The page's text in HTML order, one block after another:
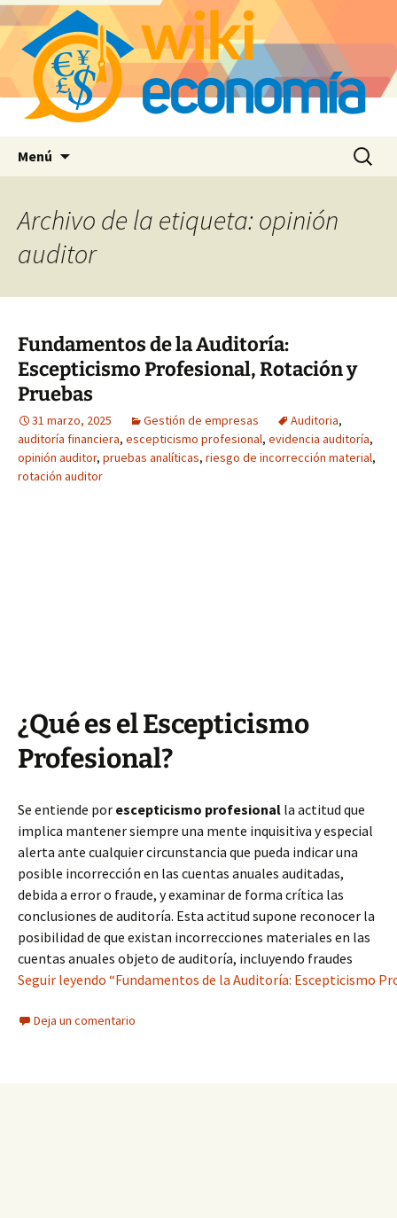
Menú Buscar:
Archivo de la etiqueta: opinión
auditor
Fundamentos de la Auditoría:
Escepticismo Profesional, Rotación y
Pruebas
31 marzo, 2025 Gestión de empresas Auditoria,
auditoría financiera, escepticismo profesional, evidencia auditoría,
opinión auditor, pruebas analíticas, riesgo de incorrección material,
rotación auditor
¿Qué es el Escepticismo
Profesional?
Se entiende por escepticismo profesional la actitud que
implica mantener siempre una mente inquisitiva y especial
alerta ante cualquier circunstancia que pueda indicar una
posible incorrección en las cuentas anuales auditadas,
debida a error o fraude, y examinar de forma crítica las
conclusiones de auditoría. Esta actitud supone reconocer la
posibilidad de que existan incorrecciones materiales en las
cuentas anuales objeto de auditoría, incluyendo fraudes
Seguir leyendo “Fundamentos de la Auditoría: Escepticismo
Deja un comentario